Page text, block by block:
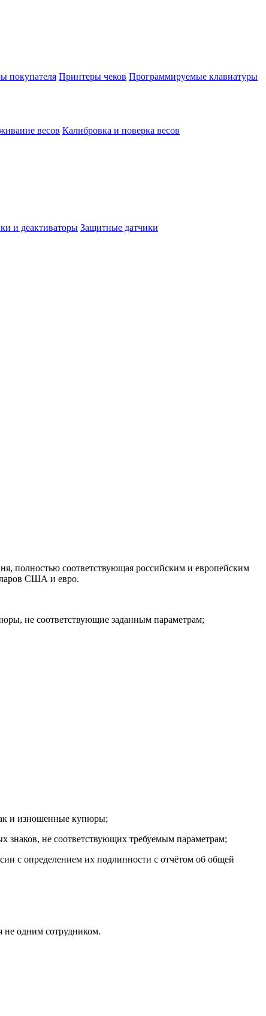
покупателя Принтеры чеков Программируемые клавиатуры
весов Калибровка и поверка весов
и деактиваторы Защитные датчики
полностью соответствующая российским и европейским
США и евро.
не соответствующие заданным параметрам;
и изношенные купюры;
знаков, не соответствующих требуемым параметрам;
с определением их подлинности с отчётом об общей
не одним сотрудником.